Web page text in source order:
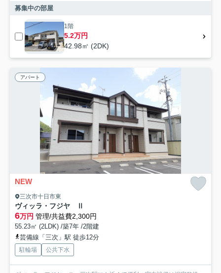
募集中の部屋
1階
5.2万円
42.98㎡ (2DK)
アパート
NEW
三次市十日市東
ヴィッラ・フジヤ Ⅱ
6万円 管理/共益費2,300円
55.23㎡ (2LDK) /築7年 /2階建
芸備線「三次」駅 徒歩12分
駐輪場 公共下水